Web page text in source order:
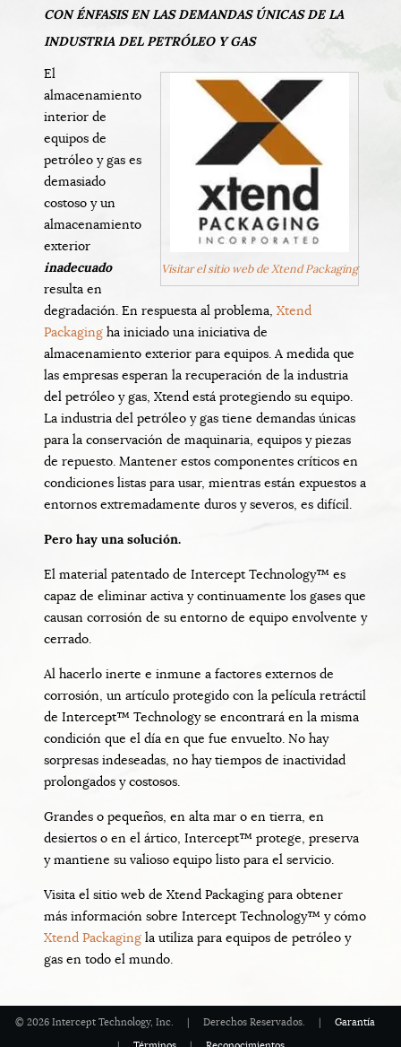
CON ÉNFASIS EN LAS DEMANDAS ÚNICAS DE LA
INDUSTRIA DEL PETRÓLEO Y GAS
Visitar el sitio web de Xtend Packaging
El
almacenamiento
interior de
equipos de
petróleo y gas es
demasiado
costoso y un
almacenamiento
exterior
inadecuado
resulta en
degradación. En respuesta al problema, Xtend
Packaging ha iniciado una iniciativa de
almacenamiento exterior para equipos. A medida que
las empresas esperan la recuperación de la industria
del petróleo y gas, Xtend está protegiendo su equipo.
La industria del petróleo y gas tiene demandas únicas
para la conservación de maquinaria, equipos y piezas
de repuesto. Mantener estos componentes críticos en
condiciones listas para usar, mientras están expuestos a
entornos extremadamente duros y severos, es difícil.
Pero hay una solución.
El material patentado de Intercept Technology™ es
capaz de eliminar activa y continuamente los gases que
causan corrosión de su entorno de equipo envolvente y
cerrado.
Al hacerlo inerte e inmune a factores externos de
corrosión, un artículo protegido con la película retráctil
de Intercept™ Technology se encontrará en la misma
condición que el día en que fue envuelto. No hay
sorpresas indeseadas, no hay tiempos de inactividad
prolongados y costosos.
Grandes o pequeños, en alta mar o en tierra, en
desiertos o en el ártico, Intercept™ protege, preserva
y mantiene su valioso equipo listo para el servicio.
Visita el sitio web de Xtend Packaging para obtener
más información sobre Intercept Technology™ y cómo
Xtend Packaging la utiliza para equipos de petróleo y
gas en todo el mundo.
© 2026 Intercept Technology, Inc. | Derechos Reservados. | Garantía